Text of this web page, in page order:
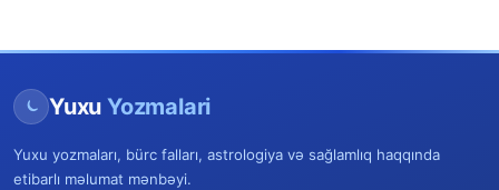
Yuxu Yozmalari
Yuxu yozmaları, bürc falları, astrologiya və sağlamlıq haqqında
etibarlı məlumat mənbəyi.